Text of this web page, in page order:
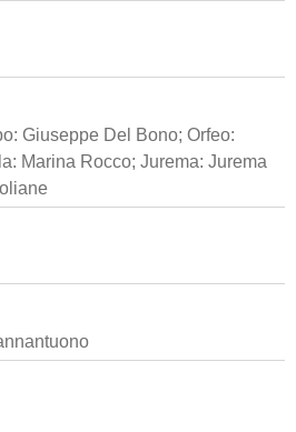
Giuseppe Del Bono; Orfeo:
Marina Rocco; Jurema: Jurema